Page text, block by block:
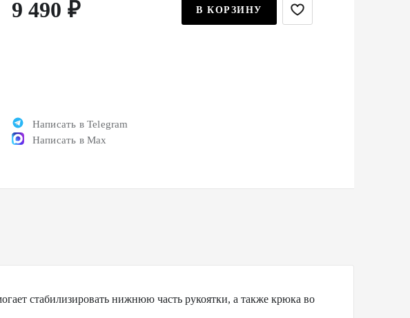
9 490 ₽ В КОРЗИНУ
Написать в Telegram
Написать в Max
стабилизировать нижнюю часть рукоятки, а также крюка во